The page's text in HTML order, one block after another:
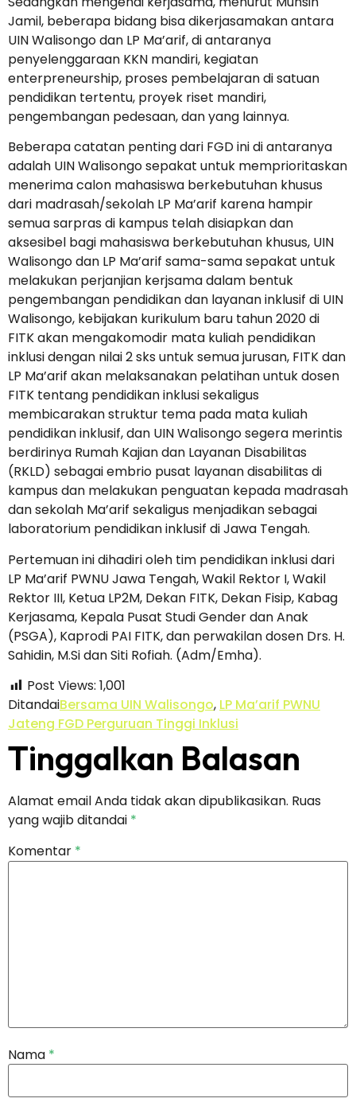
Jamil, beberapa bidang bisa dikerjasamakan antara
UIN Walisongo dan LP Ma’arif, di antaranya
penyelenggaraan KKN mandiri, kegiatan
enterpreneurship, proses pembelajaran di satuan
pendidikan tertentu, proyek riset mandiri,
pengembangan pedesaan, dan yang lainnya.
Beberapa catatan penting dari FGD ini di antaranya
adalah UIN Walisongo sepakat untuk memprioritaskan
menerima calon mahasiswa berkebutuhan khusus
dari madrasah/sekolah LP Ma’arif karena hampir
semua sarpras di kampus telah disiapkan dan
aksesibel bagi mahasiswa berkebutuhan khusus, UIN
Walisongo dan LP Ma’arif sama-sama sepakat untuk
melakukan perjanjian kerjsama dalam bentuk
pengembangan pendidikan dan layanan inklusif di UIN
Walisongo, kebijakan kurikulum baru tahun 2020 di
FITK akan mengakomodir mata kuliah pendidikan
inklusi dengan nilai 2 sks untuk semua jurusan, FITK dan
LP Ma’arif akan melaksanakan pelatihan untuk dosen
FITK tentang pendidikan inklusi sekaligus
membicarakan struktur tema pada mata kuliah
pendidikan inklusif, dan UIN Walisongo segera merintis
berdirinya Rumah Kajian dan Layanan Disabilitas
(RKLD) sebagai embrio pusat layanan disabilitas di
kampus dan melakukan penguatan kepada madrasah
dan sekolah Ma’arif sekaligus menjadikan sebagai
laboratorium pendidikan inklusif di Jawa Tengah.
Pertemuan ini dihadiri oleh tim pendidikan inklusi dari
LP Ma’arif PWNU Jawa Tengah, Wakil Rektor I, Wakil
Rektor III, Ketua LP2M, Dekan FITK, Dekan Fisip, Kabag
Kerjasama, Kepala Pusat Studi Gender dan Anak
(PSGA), Kaprodi PAI FITK, dan perwakilan dosen Drs. H.
Sahidin, M.Si dan Siti Rofiah. (Adm/Emha).
Post Views: 1,001
DitandaiBersama UIN Walisongo, LP Ma’arif PWNU
Jateng FGD Perguruan Tinggi Inklusi
Tinggalkan Balasan
Alamat email Anda tidak akan dipublikasikan. Ruas
yang wajib ditandai *
Komentar *
Nama *